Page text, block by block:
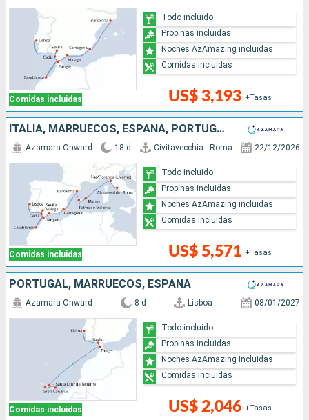
Comidas incluidas US$ 3,193 +Tasas
Todo incluido
Propinas incluidas
Noches AzAmazing incluidas
Comidas incluidas
ITALIA, MARRUECOS, ESPAÑA, PORTUGAL
Comidas incluidas
Azamara Onward 18 d Civitavecchia - Roma 22/12/2026
US$ 5,571 +Tasas
Todo incluido
Propinas incluidas
Noches AzAmazing incluidas
Comidas incluidas
PORTUGAL, MARRUECOS, ESPAÑA
Comidas incluidas
Azamara Onward 8 d Lisboa 08/01/2027
US$ 2,046 +Tasas
Todo incluido
Propinas incluidas
Noches AzAmazing incluidas
Comidas incluidas